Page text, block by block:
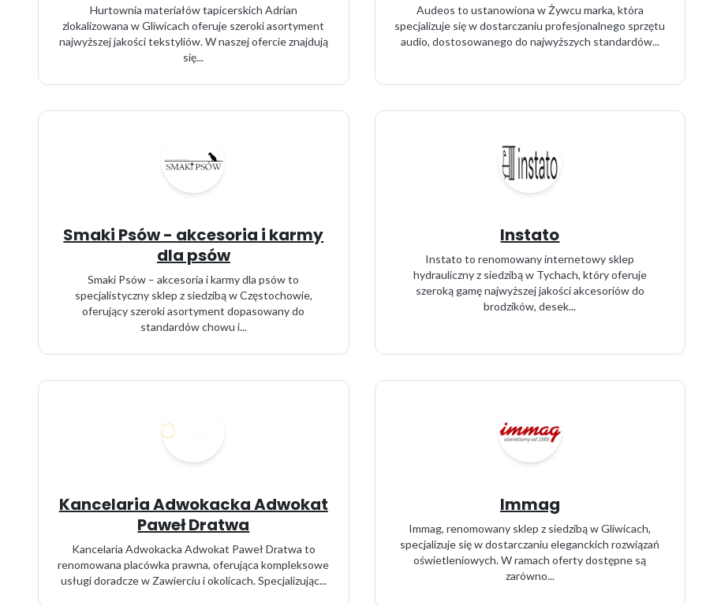
Hurtownia materiałów tapicerskich Adrian
zlokalizowana w Gliwicach oferuje szeroki asortyment
najwyższej jakości tekstyliów. W naszej ofercie znajdują
się...
Audeos to ustanowiona w Żywcu marka, która
specjalizuje się w dostarczaniu profesjonalnego sprzętu
audio, dostosowanego do najwyższych standardów...
Smaki Psów - akcesoria i karmy
dla psów
Smaki Psów – akcesoria i karmy dla psów to
specjalistyczny sklep z siedzibą w Częstochowie,
oferujący szeroki asortyment dopasowany do
standardów chowu i...
Instato
Instato to renomowany internetowy sklep
hydrauliczny z siedzibą w Tychach, który oferuje
szeroką gamę najwyższej jakości akcesoriów do
brodzików, desek...
Kancelaria Adwokacka Adwokat
Paweł Dratwa
Kancelaria Adwokacka Adwokat Paweł Dratwa to
renomowana placówka prawna, oferująca kompleksowe
usługi doradcze w Zawierciu i okolicach. Specjalizując...
Immag
Immag, renomowany sklep z siedzibą w Gliwicach,
specjalizuje się w dostarczaniu eleganckich rozwiązań
oświetleniowych. W ramach oferty dostępne są
zarówno...